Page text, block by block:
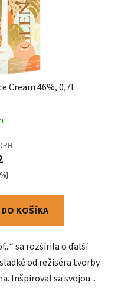
Cream 46%, 0,7l
DO KOŠÍKA
sa rozšírila o ďalší
od režiséra tvorby
Inšpiroval sa svojou...